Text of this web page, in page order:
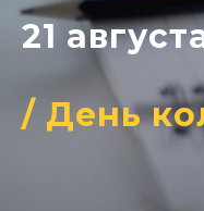
21
/ День